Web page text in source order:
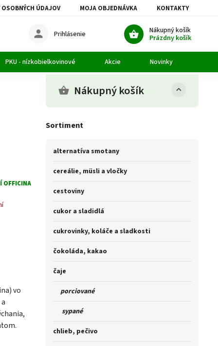
ÚDAJOV MOJA OBJEDNÁVKA KONTAKTY
Nákupný košík
Prázdny košík
Prihlásenie
PKU - nízkobielkovinové Akcie Novinky
Nákupný košík
Sortiment
alternatíva smotany
cereálie, müsli a vločky
cestoviny
cukor a sladidlá
cukrovinky, koláče a sladkosti
čokoláda, kakao
čaje
porciované
sypané
chlieb, pečivo
OFFICINA
vo